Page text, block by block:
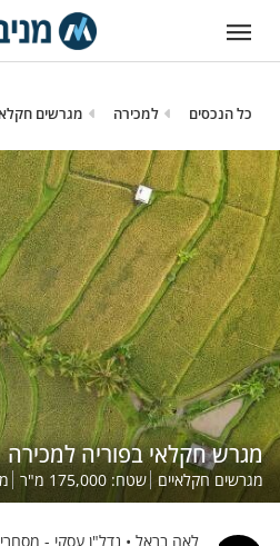
כל הנכסים למכירה מגרשים
מגרש חקלאי בפוריה למכירה
מגרשים חקלאיים שטח: 175,000 מ"ר
לאה בראל • נדל"ן עסקי -